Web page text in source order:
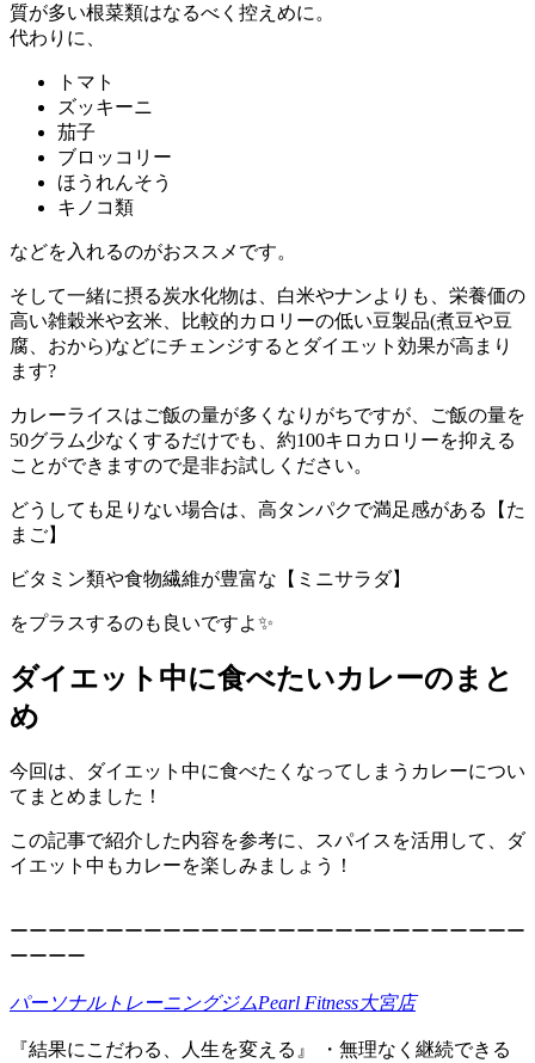
質が多い根菜類はなるべく控えめに。
代わりに、
トマト
ズッキーニ
茄子
ブロッコリー
ほうれんそう
キノコ類
などを入れるのがおススメです。
そして一緒に摂る炭水化物は、白米やナンよりも、栄養価の
高い雑穀米や玄米、比較的カロリーの低い豆製品(煮豆や豆
腐、おから)などにチェンジするとダイエット効果が高まり
ます?
カレーライスはご飯の量が多くなりがちですが、ご飯の量を
50グラム少なくするだけでも、約100キロカロリーを抑える
ことができますので是非お試しください。
どうしても足りない場合は、高タンパクで満足感がある【た
まご】
ビタミン類や食物繊維が豊富な【ミニサラダ】
をプラスするのも良いですよ✨
ダイエット中に食べたいカレーのまと
め
今回は、ダイエット中に食べたくなってしまうカレーについ
てまとめました！
この記事で紹介した内容を参考に、スパイスを活用して、ダ
イエット中もカレーを楽しみましょう！
ーーーーーーーーーーーーーーーーーーーーーーーーーーー
ーーーー
パーソナルトレーニングジムPearl Fitness大宮店
『結果にこだわる、人生を変える』 ・無理なく継続できる